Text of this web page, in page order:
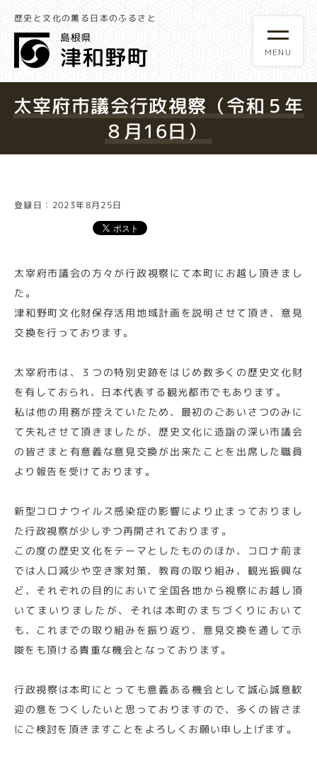
歴史と文化の薫る日本のふるさと
太宰府市議会行政視察（令和５年
８月16日）
登録日：2023年8月25日
太宰府市議会の方々が行政視察にて本町にお越し頂きまし
た。
津和野町文化財保存活用地域計画を説明させて頂き、意見
交換を行っております。
太宰府市は、３つの特別史跡をはじめ数多くの歴史文化財
を有しておられ、日本代表する観光都市でもあります。
私は他の用務が控えていたため、最初のごあいさつのみに
て失礼させて頂きましたが、歴史文化に造詣の深い市議会
の皆さまと有意義な意見交換が出来たことを出席した職員
より報告を受けております。
新型コロナウイルス感染症の影響により止まっておりまし
た行政視察が少しずつ再開されております。
この度の歴史文化をテーマとしたもののほか、コロナ前ま
では人口減少や空き家対策、教育の取り組み、観光振興な
ど、それぞれの目的において全国各地から視察にお越し頂
いてまいりましたが、それは本町のまちづくりにおいて
も、これまでの取り組みを振り返り、意見交換を通して示
唆をも頂ける貴重な機会となっております。
行政視察は本町にとっても意義ある機会として誠心誠意歓
迎の意をつくしたいと思っておりますので、多くの皆さま
にご検討を頂きますことをよろしくお願い申し上げます。